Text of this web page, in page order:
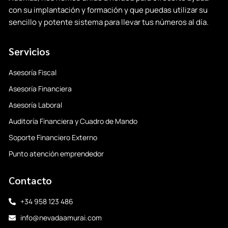
con su implantación y formación y que puedas utilizar su
sencillo y potente sistema para llevar tus números al día.
Servicios
Asesoría Fiscal
Asesoría Financiera
Asesoría Laboral
Auditoría Financiera y Cuadro de Mando
Soporte Financiero Externo
Punto atención emprendedor
Contacto
+34 958 123 486
info@nevadaamurai.com